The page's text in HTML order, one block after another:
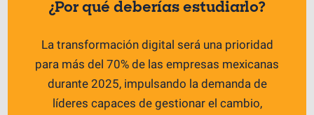
¿Por qué deberías estudiarlo?
La transformación digital será una prioridad
para más del 70% de las empresas mexicanas
durante 2025, impulsando la demanda de
líderes capaces de gestionar el cambio,